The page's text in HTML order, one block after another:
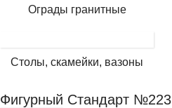
Ограды гранитные
Столы, скамейки, вазоны
Фигурный Стандарт №223